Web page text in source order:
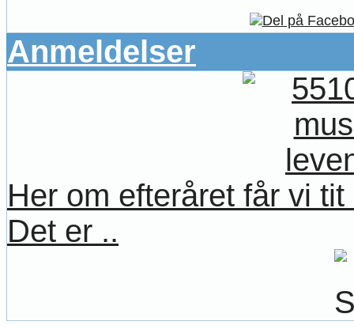
Anmeldelser
Her om efteråret får vi
Det er ..